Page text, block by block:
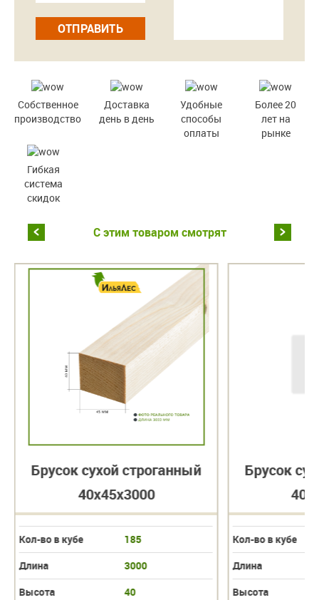
ОТПРАВИТЬ
Собственное
производство
Доставка
день в день
Удобные
способы
оплаты
Более 20
лет на
рынке
Гибкая
система
скидок
С этим товаром смотрят
Брусок сухой строганный
40х45х3000
Кол-во в кубе
185
Длина
3000
Высота
40
Брусок
Кол-во в кубе
Длина
Высота